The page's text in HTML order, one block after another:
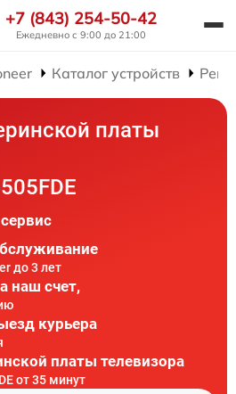
+7 (843) 254-50-42
Ежедневно с 9:00 до 21:00
Каталог устройств
платы
до 3 лет
наш счет,
курьера
платы телевизора
от 35 минут